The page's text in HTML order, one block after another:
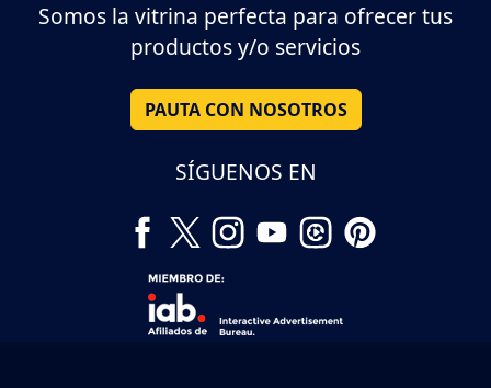
Somos la vitrina perfecta para ofrecer tus
productos y/o servicios
PAUTA CON NOSOTROS
SÍGUENOS EN